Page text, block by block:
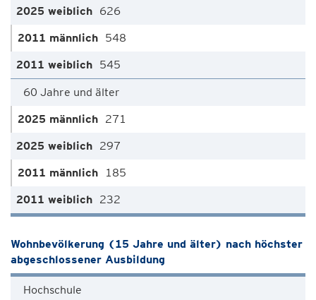
626
548
545
60 Jahre und älter
271
297
185
232
Wohnbevölkerung (15 Jahre und älter) nach höchster
abgeschlossener Ausbildung
Hochschule